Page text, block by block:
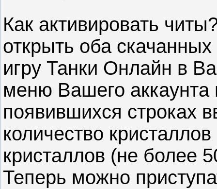
Как активировать
открыть оба
игру Танки Онлайн в
меню Вашего
появившихся строках
количество
кристаллов (не более
Теперь можно